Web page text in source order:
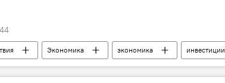
Экономика экономика
инвестиции
финансы ОЭСР бизнес